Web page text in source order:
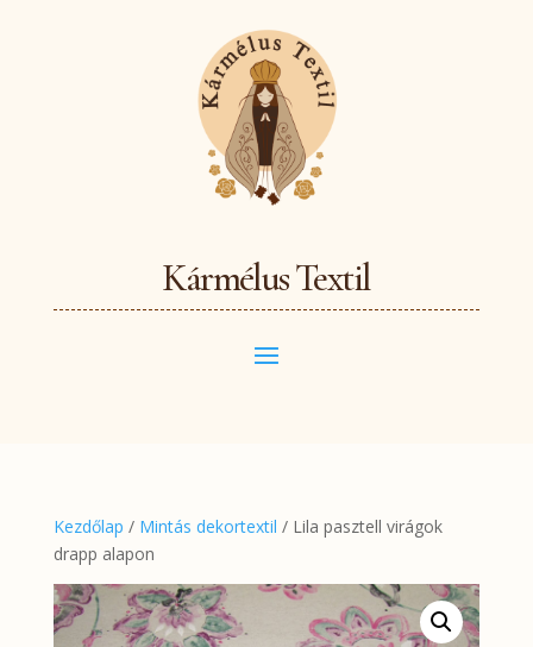
Kármélus Textil
Kezdőlap / Mintás dekortextil / Lila pasztell virágok
drapp alapon